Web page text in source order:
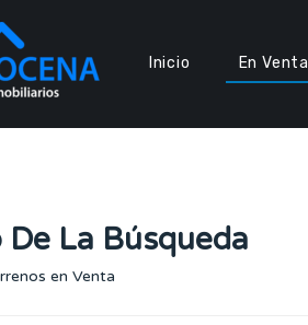
Inicio En Venta
De La Búsqueda
en Venta